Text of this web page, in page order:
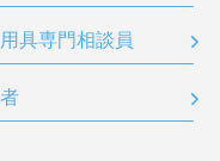
具専門相談員